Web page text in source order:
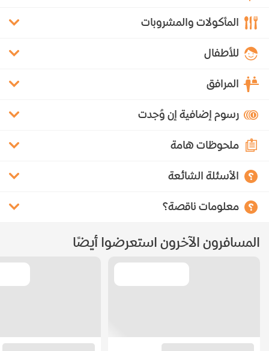
المأكولات والمشروبات
للأطفال
المرافق
رسوم إضافية إن وُجدت
ملحوظات هامة
الأسئلة الشائعة
معلومات ناقصة؟
المسافرون الآخرون استعرضوا أيضًا